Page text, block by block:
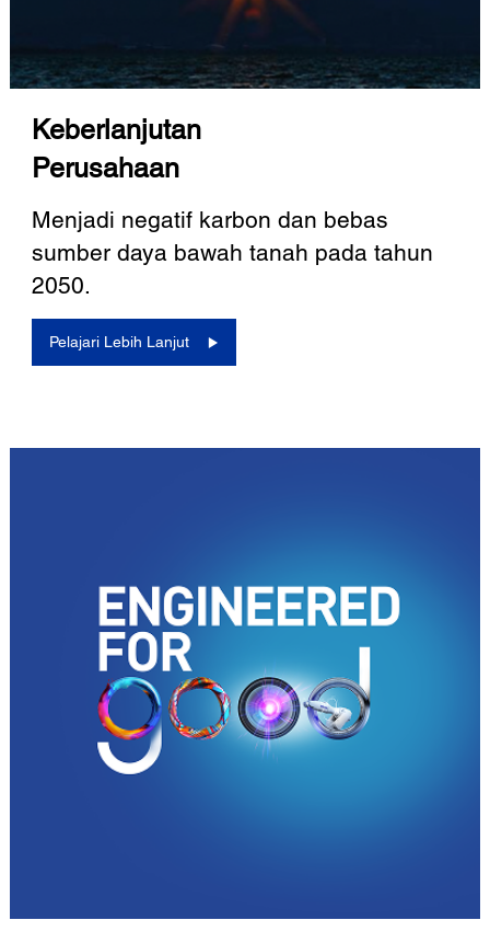
Keberlanjutan
Perusahaan
Menjadi negatif karbon dan bebas
sumber daya bawah tanah pada tahun
2050.
Pelajari Lebih Lanjut